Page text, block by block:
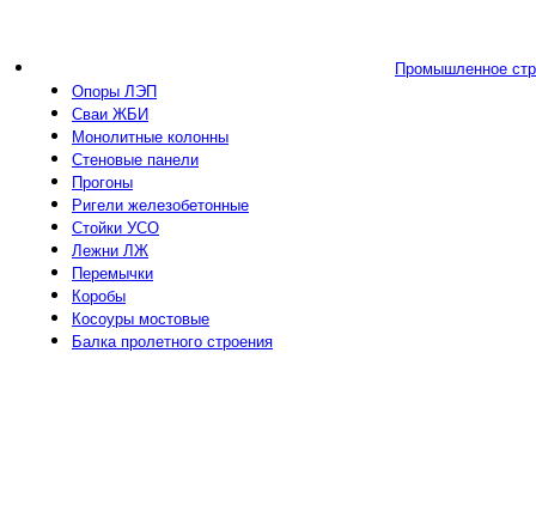
Промышленное
Опоры ЛЭП
Сваи ЖБИ
Монолитные колонны
Стеновые панели
Прогоны
Ригели железобетонные
Стойки УСО
Лежни ЛЖ
Перемычки
Коробы
Косоуры мостовые
Балка пролетного строения